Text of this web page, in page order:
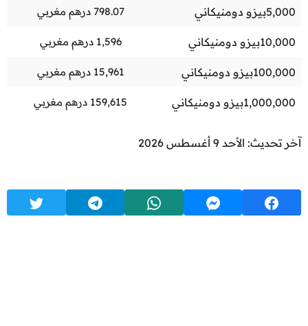
5,000بيزو دومنيكاني 798.07 درهم مغربي
10,000بيزو دومنيكاني 1,596 درهم مغربي
100,000بيزو دومنيكاني 15,961 درهم مغربي
1,000,000بيزو دومنيكاني 159,615 درهم مغربي
آخر تحديث: الأحد 9 أغسطس 2026